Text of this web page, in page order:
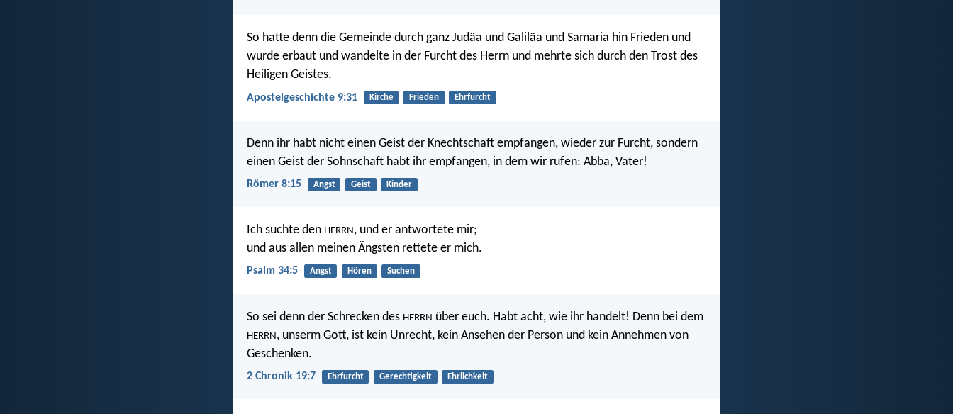
So hatte denn die Gemeinde durch ganz Judäa und Galiläa und Samaria hin Frieden und
wurde erbaut und wandelte in der Furcht des Herrn und mehrte sich durch den Trost des
Heiligen Geistes.
Apostelgeschichte 9:31 Kirche Frieden Ehrfurcht
Denn ihr habt nicht einen Geist der Knechtschaft empfangen, wieder zur Furcht, sondern
einen Geist der Sohnschaft habt ihr empfangen, in dem wir rufen: Abba, Vater!
Römer 8:15 Angst Geist Kinder
Ich suchte den HERRN, und er antwortete mir;
und aus allen meinen Ängsten rettete er mich.
Psalm 34:5 Angst Hören Suchen
So sei denn der Schrecken des HERRN über euch. Habt acht, wie ihr handelt! Denn bei dem
HERRN, unserm Gott, ist kein Unrecht, kein Ansehen der Person und kein Annehmen von
Geschenken.
2 Chronik 19:7 Ehrfurcht Gerechtigkeit Ehrlichkeit